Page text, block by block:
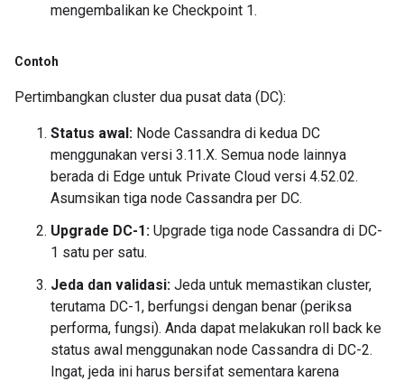
mengembalikan ke Checkpoint 1.
Contoh
Pertimbangkan cluster dua pusat data (DC):
Status awal: Node Cassandra di kedua DC
menggunakan versi 3.11.X. Semua node lainnya
berada di Edge untuk Private Cloud versi 4.52.02.
Asumsikan tiga node Cassandra per DC.
Upgrade DC-1: Upgrade tiga node Cassandra di DC-
1 satu per satu.
Jeda dan validasi: Jeda untuk memastikan cluster,
terutama DC-1, berfungsi dengan benar (periksa
performa, fungsi). Anda dapat melakukan roll back ke
status awal menggunakan node Cassandra di DC-2.
Ingat, jeda ini harus bersifat sementara karena